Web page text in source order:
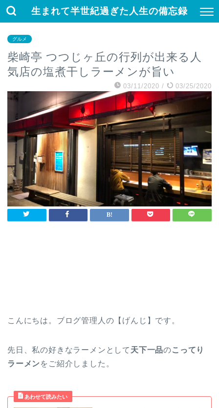
生まれて半世紀過ぎた人生の備忘録
グルメ
柴崎亭 つつじヶ丘の行列が出来る人
気店の塩煮干しラーメンが旨い
03/11/2020 / 03/25/2020
こんにちは。ブログ管理人の【げんじ】です。
先日、私の好きなラーメンとして 天下一品のこってり
ラーメンをご紹介しました。